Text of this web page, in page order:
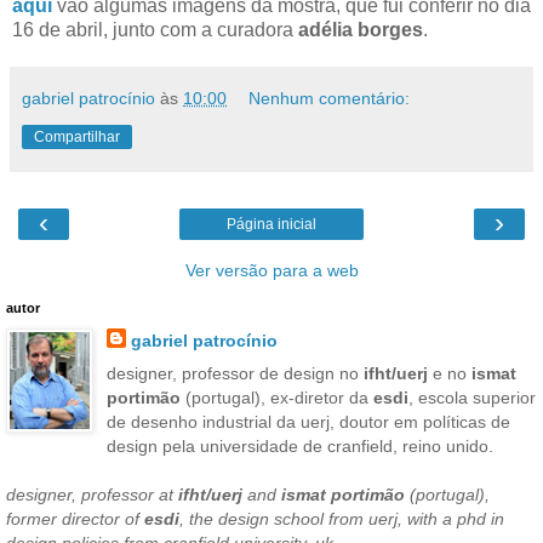
aqui vão algumas imagens da mostra, que fui conferir no dia
16 de abril, junto com a curadora adélia borges.
gabriel patrocínio às 10:00 Nenhum comentário:
Compartilhar
‹ ›
Página inicial
Ver versão para a web
autor
gabriel patrocínio
designer, professor de design no ifht/uerj e no ismat
portimão (portugal), ex-diretor da esdi , escola superior
de desenho industrial da uerj, doutor em políticas de
design pela universidade de cranfield, reino unido.
designer, professor atifht/uerj and ismat portimão (portugal),
former director ofesdi , the design school from uerj, with a phd in